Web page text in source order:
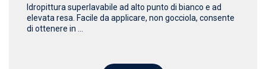
Idropittura superlavabile ad alto punto di bianco e ad
elevata resa. Facile da applicare, non gocciola, consente
di ottenere in ...